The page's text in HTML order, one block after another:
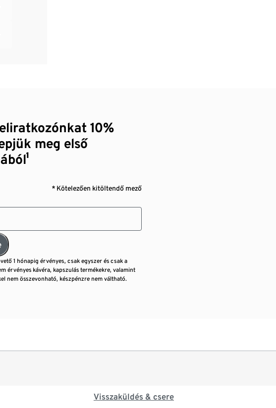
10%
meg első
* Kötelezően kitöltendő mező
1 hónapig érvényes, csak egyszer és csak a
érvényes kávéra, kapszulás termékekre, valamint
nem összevonható, készpénzre nem váltható.
Visszaküldés & csere